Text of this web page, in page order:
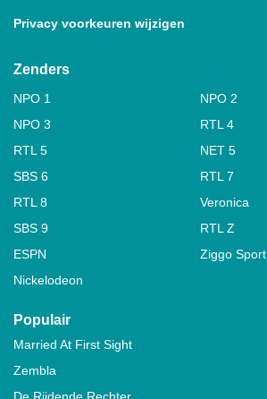
Privacy voorkeuren wijzigen
Zenders
NPO 1
NPO 2
NPO 3
RTL 4
RTL 5
NET 5
SBS 6
RTL 7
RTL 8
Veronica
SBS 9
RTL Z
ESPN
Ziggo Sport
Nickelodeon
Populair
Married At First Sight
Zembla